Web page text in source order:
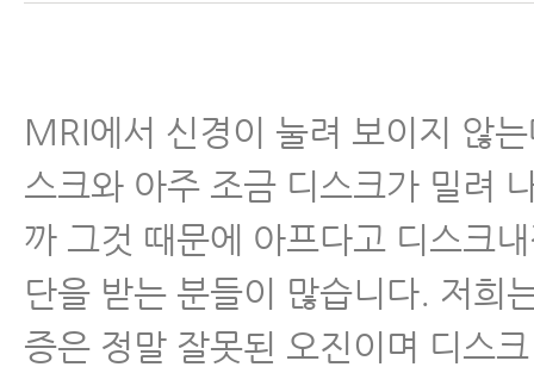
MRI에서 신경이 눌려 보이지 않
스크와 아주 조금 디스크가 밀려
까 그것 때문에 아프다고 디스크
단을 받는 분들이 많습니다. 저희
증은 정말 잘못된 오진이며 디스